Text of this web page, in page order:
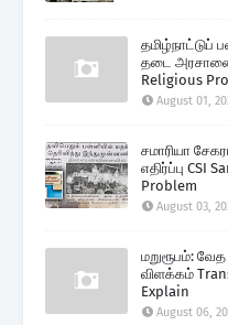
தமிழ்நாட்டுப்
தடை அரசாணை
Religious
August 01,
சமாரியா
எதிர்ப்பு CSI
Problem
August 03,
மறுரூபம்:
விளக்கம்
Explain
August 06,